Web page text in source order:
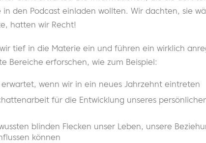
in den Podcast einladen wollten. Wir dachten, sie
hatten wir Recht!
tief in die Materie ein und führen ein wirklich
Bereiche erforschen, wie zum Beispiel:
erwartet, wenn wir in ein neues Jahrzehnt eintreten
für die Entwicklung unseres
blinden Flecken unser Leben, unsere
können